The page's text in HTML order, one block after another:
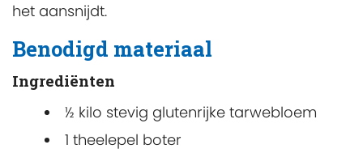
het aansnijdt.
Benodigd materiaal
Ingrediënten
½ kilo stevig glutenrijke tarwebloem
1 theelepel boter